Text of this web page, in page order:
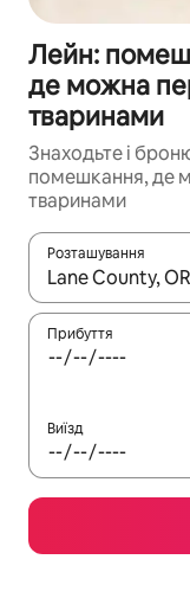
Лейн:
де можна
тваринами
Знаходьте і
помешкання, де
тваринами
Розташування
Отримавши
Прибуття
Виїзд